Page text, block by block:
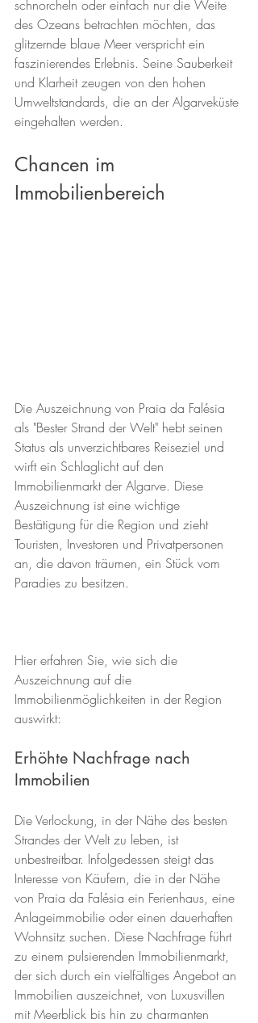
schnorcheln oder einfach nur die Weite
des Ozeans betrachten möchten, das
glitzernde blaue Meer verspricht ein
faszinierendes Erlebnis. Seine Sauberkeit
und Klarheit zeugen von den hohen
Umweltstandards, die an der Algarveküste
eingehalten werden.
Chancen im
Immobilienbereich
Die Auszeichnung von Praia da Falésia
als "Bester Strand der Welt" hebt seinen
Status als unverzichtbares Reiseziel und
wirft ein Schlaglicht auf den
Immobilienmarkt der Algarve. Diese
Auszeichnung ist eine wichtige
Bestätigung für die Region und zieht
Touristen, Investoren und Privatpersonen
an, die davon träumen, ein Stück vom
Paradies zu besitzen.
Hier erfahren Sie, wie sich die
Auszeichnung auf die
Immobilienmöglichkeiten in der Region
auswirkt:
Erhöhte Nachfrage nach
Immobilien
Die Verlockung, in der Nähe des besten
Strandes der Welt zu leben, ist
unbestreitbar. Infolgedessen steigt das
Interesse von Käufern, die in der Nähe
von Praia da Falésia ein Ferienhaus, eine
Anlageimmobilie oder einen dauerhaften
Wohnsitz suchen. Diese Nachfrage führt
zu einem pulsierenden Immobilienmarkt,
der sich durch ein vielfältiges Angebot an
Immobilien auszeichnet, von Luxusvillen
mit Meerblick bis hin zu charmanten